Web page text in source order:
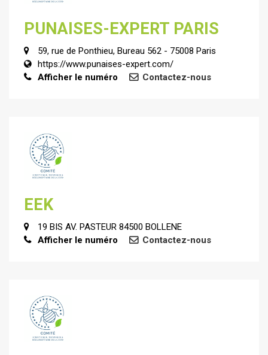
PUNAISES-EXPERT PARIS
59, rue de Ponthieu, Bureau 562 - 75008 Paris
https://www.punaises-expert.com/
Afficher le numéro
Contactez-nous
EEK
19 BIS AV. PASTEUR 84500 BOLLENE
Afficher le numéro
Contactez-nous